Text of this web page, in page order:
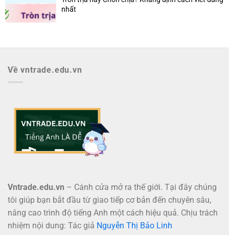
nhất
Về vntrade.edu.vn
Vntrade.edu.vn – Cánh cửa mở ra thế giới. Tại đây chúng
tôi giúp bạn bắt đầu từ giao tiếp cơ bản đến chuyên sâu,
nâng cao trình độ tiếng Anh một cách hiệu quả. Chịu trách
nhiệm nội dung: Tác giả Nguyễn Thị Bảo Linh